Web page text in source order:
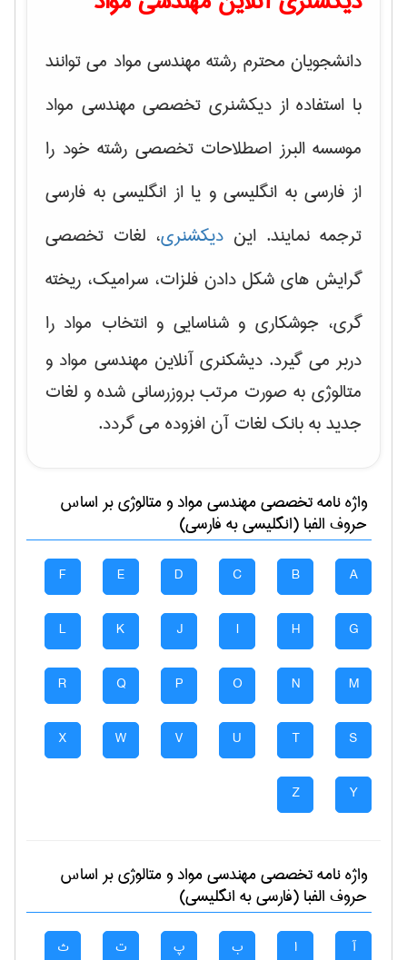
دانشجویان محترم رشته مهندسی مواد می توانند
با استفاده از دیکشنری تخصصی مهندسی مواد
موسسه البرز اصطلاحات تخصصی رشته خود را
از فارسی به انگلیسی و یا از انگلیسی به فارسی
ترجمه نمایند. این دیکشنری، لغات تخصصی
گرایش های شکل دادن فلزات، سرامیک، ریخته
گری، جوشکاری و شناسایی و انتخاب مواد را
دربر می گیرد. دیشکنری آنلاین مهندسی مواد و
متالوژی به صورت مرتب بروزرسانی شده و لغات
جدید به بانک لغات آن افزوده می گردد.
واژه نامه تخصصیمهندسی مواد و متالوژیبر اساس
حروف الفبا (انگلیسی به فارسی)
A
B
C
D
E
F
G
H
I
J
K
L
M
N
O
P
Q
R
S
T
U
V
W
X
Y
Z
واژه نامه تخصصیمهندسی مواد و متالوژیبر اساس
حروف الفبا (فارسی به انگلیسی)
آ ا ب پ ت ث